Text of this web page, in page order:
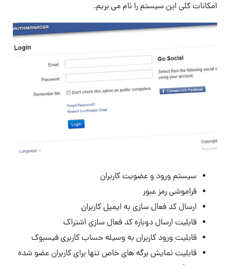
امکانات کلی این سیستم را نام می بریم.
سیستم ورود و عضویت کاربران
قراموشی رمز عبور
ارسال کد فعال سازی به ایمیل کاربران
قابلیت ارسال دوباره کد فعال سازی اشتراک
قابلیت ورود کاربران به وسیله حساب کاربری فیسبوک
قابلیت نمایش برگه های خاص تنها برای کاربران عضو شده